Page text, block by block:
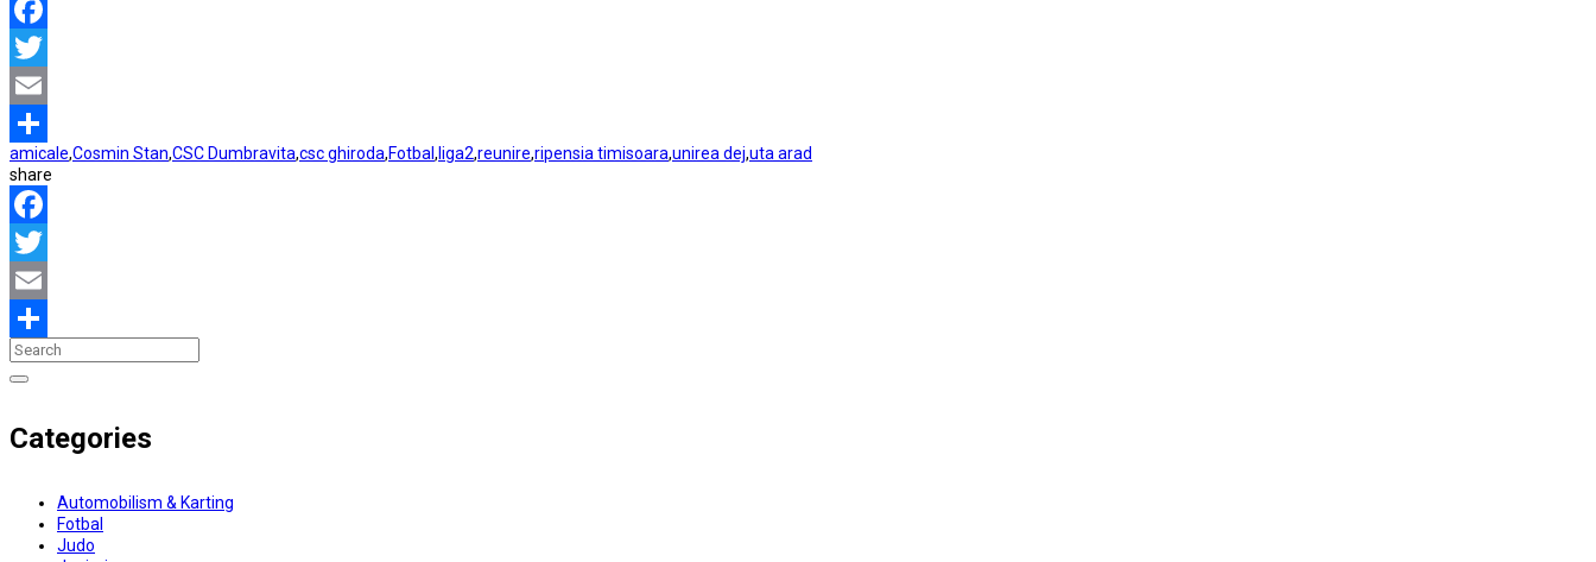
Facebook
Twitter
Email
Partajează
amicale,Cosmin Stan,CSC Dumbravita,csc ghiroda,Fotbal , liga2,reunire,ripensia timisoara,unirea dej,uta arad
share
Facebook
Twitter
Email
Partajează
Categories
Automobilism & Karting
Fotbal
Judo